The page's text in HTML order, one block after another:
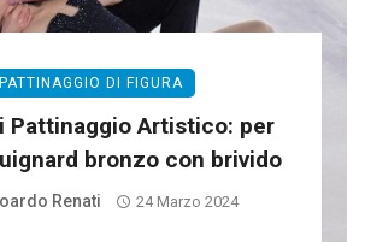
PATTINAGGIO DI FIGURA
Pattinaggio Artistico: per
bronzo con brivido
Renati 24 Marzo 2024